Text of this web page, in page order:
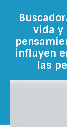
vida y
influyen
las